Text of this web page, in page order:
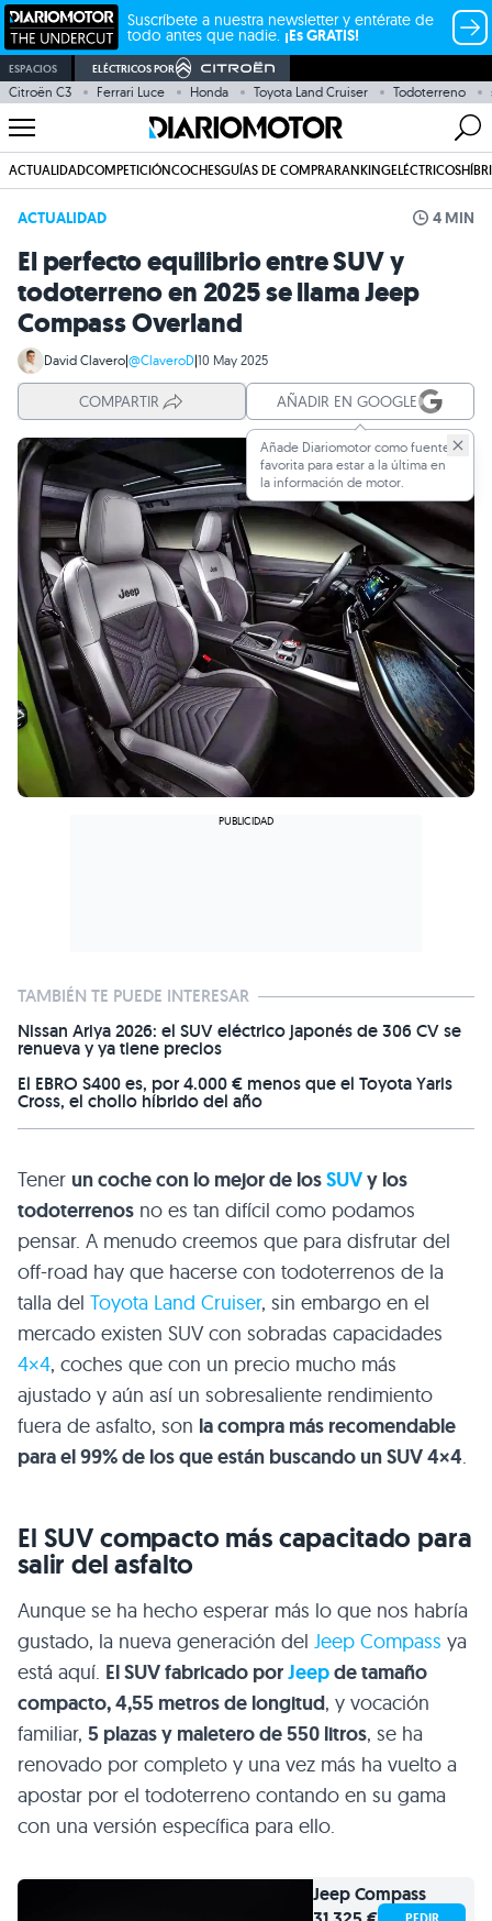
Suscríbete a nuestra newsletter y entérate de
todo antes que nadie. ¡Es GRATIS!
ESPACIOS ELÉCTRICOS POR
Citroën C3 Ferrari Luce Honda Toyota Land Cruiser Todoterreno
ACTUALIDADCOMPETICIÓNCOCHESGUÍAS DE COMPRARANKINGELÉCTRICOS
ACTUALIDAD 4 MIN
El perfecto equilibrio entre SUV y
todoterreno en 2025 se llama Jeep
Compass Overland
David Clavero|@ClaveroD|10 May 2025
COMPARTIR AÑADIR EN GOOGLE
Añade Diariomotor como fuente
favorita para estar a la última en
la información de motor.
TAMBIÉN TE PUEDE INTERESAR
Nissan Ariya 2026: el SUV eléctrico japonés de 306 CV se
renueva y ya tiene precios
El EBRO S400 es, por 4.000 € menos que el Toyota Yaris
Cross, el chollo híbrido del año
Tener un coche con lo mejor de losSUVy los
todoterrenos no es tan difícil como podamos
pensar. A menudo creemos que para disfrutar del
off-road hay que hacerse con todoterrenos de la
talla del Toyota Land Cruiser, sin embargo en el
mercado existen SUV con sobradas capacidades
4×4, coches que con un precio mucho más
ajustado y aún así un sobresaliente rendimiento
fuera de asfalto, son la compra más recomendable
para el 99% de los que están buscando un SUV 4×4.
El SUV compacto más capacitado para
salir del asfalto
Aunque se ha hecho esperar más lo que nos habría
gustado, la nueva generación del Jeep Compass ya
está aquí. El SUV fabricado porJeepde tamaño
compacto, 4,55 metros de longitud, y vocación
familiar, 5 plazas y maletero de 550 litros, se ha
renovado por completo y una vez más ha vuelto a
apostar por el todoterreno contando en su gama
con una versión específica para ello.
JeepCompass